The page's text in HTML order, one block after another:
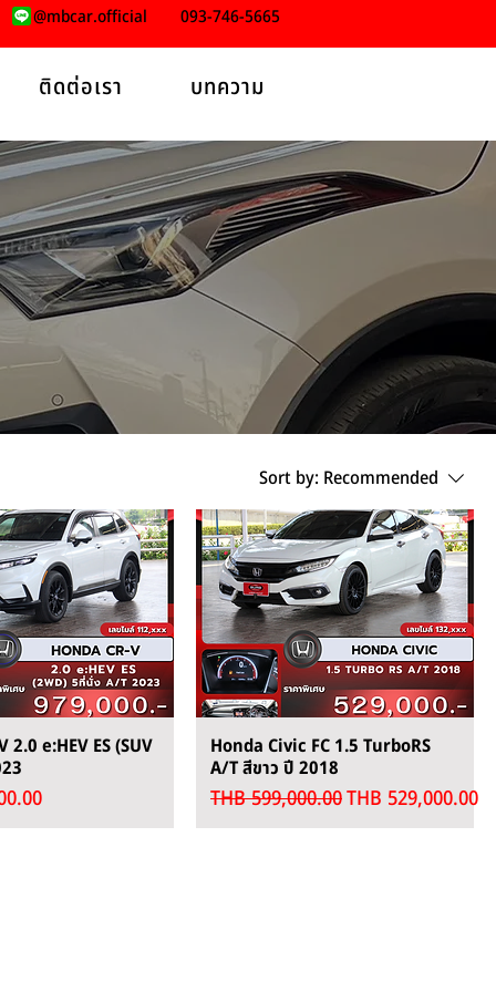
@mbcar.official 093-746-5665
ติดต่อเรา บทความ
Sort by: Recommended
2.0 e:HEV ES (SUV
Honda Civic FC 1.5 TurboRS
A/T สีขาว ปี 2018
Regular Price
THB 599,000.00Sale Price
THB 529,000.00